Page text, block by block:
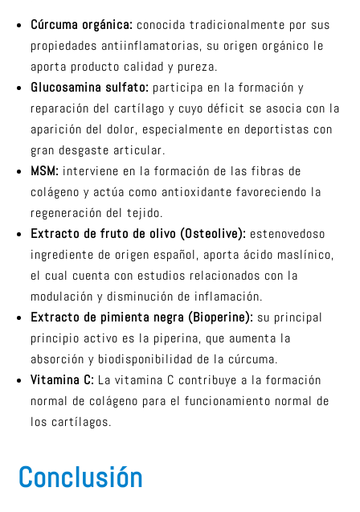
Cúrcuma orgánica: conocida tradicionalmente por sus
propiedades antiinflamatorias, su origen orgánico le
aporta producto calidad y pureza.
Glucosamina sulfato: participa en la formación y
reparación del cartílago y cuyo déficit se asocia con la
aparición del dolor, especialmente en deportistas con
gran desgaste articular.
MSM: interviene en la formación de las fibras de
colágeno y actúa como antioxidante favoreciendo la
regeneración del tejido.
Extracto de fruto de olivo (Osteolive): estenovedoso
ingrediente de origen español, aporta ácido maslínico,
el cual cuenta con estudios relacionados con la
modulación y disminución de inflamación.
Extracto de pimienta negra (Bioperine): su principal
principio activo es la piperina, que aumenta la
absorción y biodisponibilidad de la cúrcuma.
Vitamina C: La vitamina C contribuye a la formación
normal de colágeno para el funcionamiento normal de
los cartílagos.
Conclusión